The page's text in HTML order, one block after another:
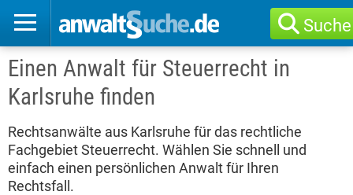
Suche
Einen Anwalt für Steuerrecht in
Karlsruhe finden
Rechtsanwälte aus Karlsruhe für das rechtliche
Fachgebiet Steuerrecht. Wählen Sie schnell und
einfach einen persönlichen Anwalt für Ihren
Rechtsfall.